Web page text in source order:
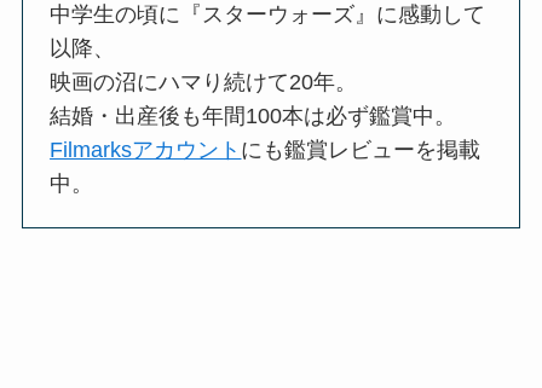
中学生の頃に『スターウォーズ』に感動して
以降、
映画の沼にハマり続けて20年。
結婚・出産後も年間100本は必ず鑑賞中。
Filmarksアカウント にも鑑賞レビューを掲載
中。